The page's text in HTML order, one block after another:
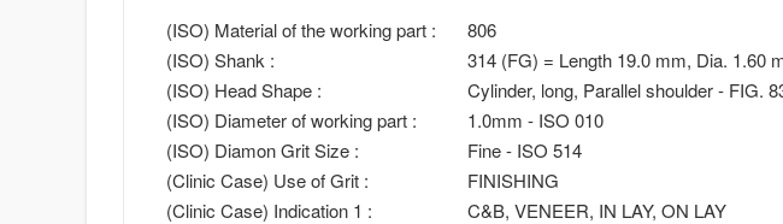
(ISO) Material of the working part :
806
(ISO) Shank :
314 (FG) = Length 19.0 mm, Dia. 1.60
(ISO) Head Shape :
Cylinder, long, Parallel shoulder - FIG.
(ISO) Diameter of working part :
1.0mm - ISO 010
(ISO) Diamon Grit Size :
Fine - ISO 514
(Clinic Case) Use of Grit :
FINISHING
(Clinic Case) Indication 1 :
C&B, VENEER, IN LAY, ON LAY